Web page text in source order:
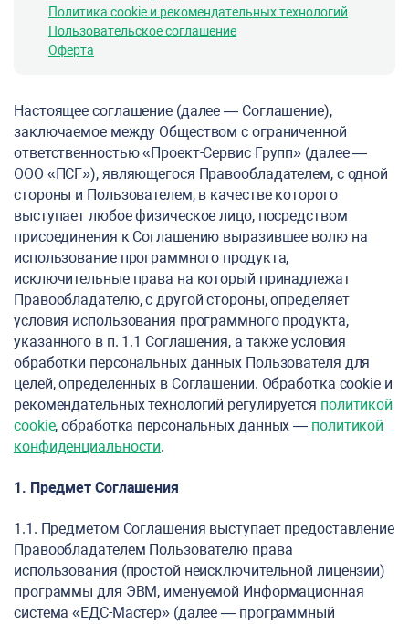
Политика cookie и рекомендательных технологий
Пользовательское соглашение
Оферта
Настоящее соглашение (далее — Соглашение),
заключаемое между Обществом с ограниченной
ответственностью «Проект-Сервис Групп» (далее —
ООО «ПСГ»), являющегося Правообладателем, с одной
стороны и Пользователем, в качестве которого
выступает любое физическое лицо, посредством
присоединения к Соглашению выразившее волю на
использование программного продукта,
исключительные права на который принадлежат
Правообладателю, с другой стороны, определяет
условия использования программного продукта,
указанного в п. 1.1 Соглашения, а также условия
обработки персональных данных Пользователя для
целей, определенных в Соглашении. Обработка cookie и
рекомендательных технологий регулируется политикой
cookie, обработка персональных данных — политикой
конфиденциальности.
1. Предмет Соглашения
1.1. Предметом Соглашения выступает предоставление
Правообладателем Пользователю права
использования (простой неисключительной лицензии)
программы для ЭВМ, именуемой Информационная
система «ЕДС-Мастер» (далее — программный